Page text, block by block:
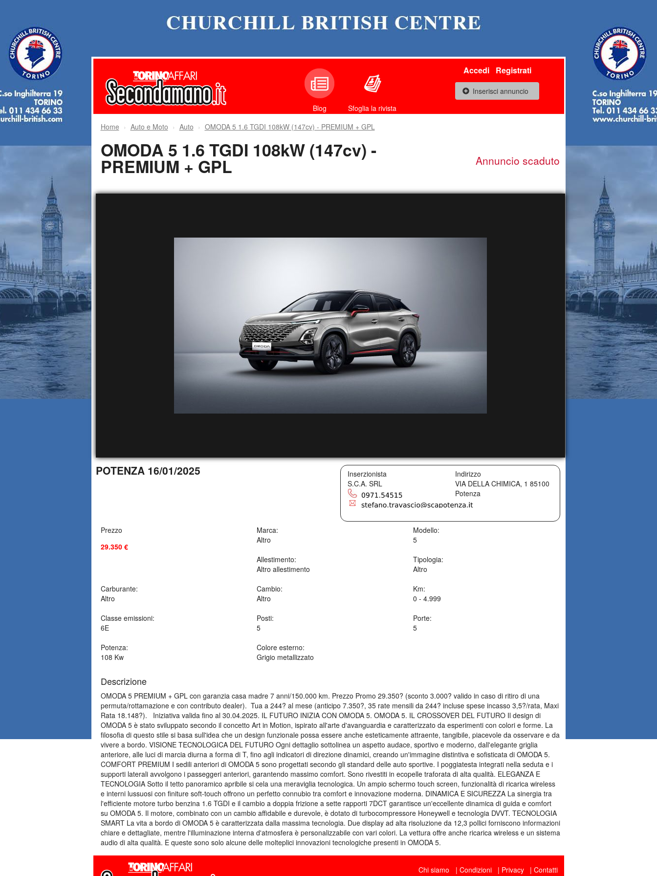
Blog Sfoglia la rivista
Accedi Registrati
Inserisci annuncio
Home Auto e Moto Auto OMODA 5 1.6 TGDI 108kW (147cv) - PREMIUM + GPL
OMODA 5 1.6 TGDI 108kW (147cv) -
PREMIUM + GPL Annuncio scaduto
POTENZA 16/01/2025
Inserzionista
S.C.A. SRL
Indirizzo
VIA DELLA CHIMICA, 1 85100
Potenza
Prezzo
29.350 €
Marca:
Altro
Modello:
5
Allestimento:
Altro allestimento
Tipologia:
Altro
Carburante:
Altro
Cambio:
Altro
Km:
0 - 4.999
Classe emissioni:
6E
Posti:
5
Porte:
5
Potenza:
108 Kw
Colore esterno:
Grigio metallizzato
Descrizione
OMODA 5 PREMIUM + GPL con garanzia casa madre 7 anni/150.000 km. Prezzo Promo 29.350? (sconto 3.000? valido in caso di ritiro di una
permuta/rottamazione e con contributo dealer). Tua a 244? al mese (anticipo 7.350?, 35 rate mensili da 244? incluse spese incasso 3,5?/rata, Maxi
Rata 18.148?). Iniziativa valida fino al 30.04.2025. IL FUTURO INIZIA CON OMODA 5. OMODA 5. IL CROSSOVER DEL FUTURO Il design di
OMODA 5 è stato sviluppato secondo il concetto Art in Motion, ispirato all'arte d'avanguardia e caratterizzato da esperimenti con colori e forme. La
filosofia di questo stile si basa sull'idea che un design funzionale possa essere anche esteticamente attraente, tangibile, piacevole da osservare e da
vivere a bordo. VISIONE TECNOLOGICA DEL FUTURO Ogni dettaglio sottolinea un aspetto audace, sportivo e moderno, dall'elegante griglia
anteriore, alle luci di marcia diurna a forma di T, fino agli indicatori di direzione dinamici, creando un'immagine distintiva e sofisticata di OMODA 5.
COMFORT PREMIUM I sedili anteriori di OMODA 5 sono progettati secondo gli standard delle auto sportive. I poggiatesta integrati nella seduta e i
supporti laterali avvolgono i passeggeri anteriori, garantendo massimo comfort. Sono rivestiti in ecopelle traforata di alta qualità. ELEGANZA E
TECNOLOGIA Sotto il tetto panoramico apribile si cela una meraviglia tecnologica. Un ampio schermo touch screen, funzionalità di ricarica wireless
e interni lussuosi con finiture soft-touch offrono un perfetto connubio tra comfort e innovazione moderna. DINAMICA E SICUREZZA La sinergia tra
l'efficiente motore turbo benzina 1.6 TGDI e il cambio a doppia frizione a sette rapporti 7DCT garantisce un'eccellente dinamica di guida e comfort
su OMODA 5. Il motore, combinato con un cambio affidabile e durevole, è dotato di turbocompressore Honeywell e tecnologia DVVT. TECNOLOGIA
SMART La vita a bordo di OMODA 5 è caratterizzata dalla massima tecnologia. Due display ad alta risoluzione da 12,3 pollici forniscono informazioni
chiare e dettagliate, mentre l'illuminazione interna d'atmosfera è personalizzabile con vari colori. La vettura offre anche ricarica wireless e un sistema
audio di alta qualità. E queste sono solo alcune delle molteplici innovazioni tecnologiche presenti in OMODA 5.
Chi siamo Condizioni Privacy Contatti